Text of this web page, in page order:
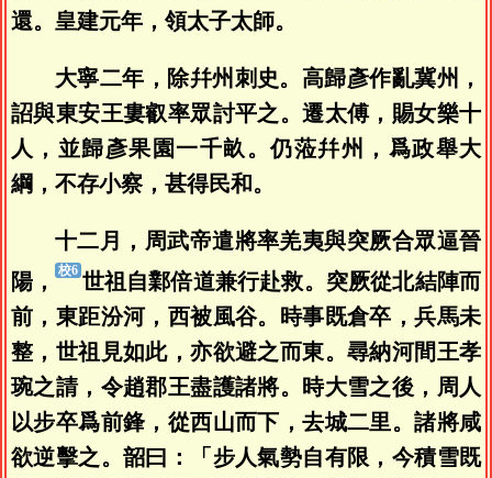
還。皇建元年，領太子太師。
大寧二年，除幷州刺史。高歸彥作亂冀州，
詔與東安王婁叡率眾討平之。遷太傅，賜女樂十
人，並歸彥果園一千畝。仍蒞幷州，爲政舉大
綱，不存小察，甚得民和。
十二月，周武帝遣將率羌夷與突厥合眾逼晉
陽，
世祖自鄴倍道兼行赴救。突厥從北結陣而
前，東距汾河，西被風谷。時事既倉卒，兵馬未
整，世祖見如此，亦欲避之而東。尋納河間王孝
琬之請，令趙郡王盡護諸將。時大雪之後，周人
以步卒爲前鋒，從西山而下，去城二里。諸將咸
欲逆擊之。韶曰：「步人氣勢自有限，今積雪既